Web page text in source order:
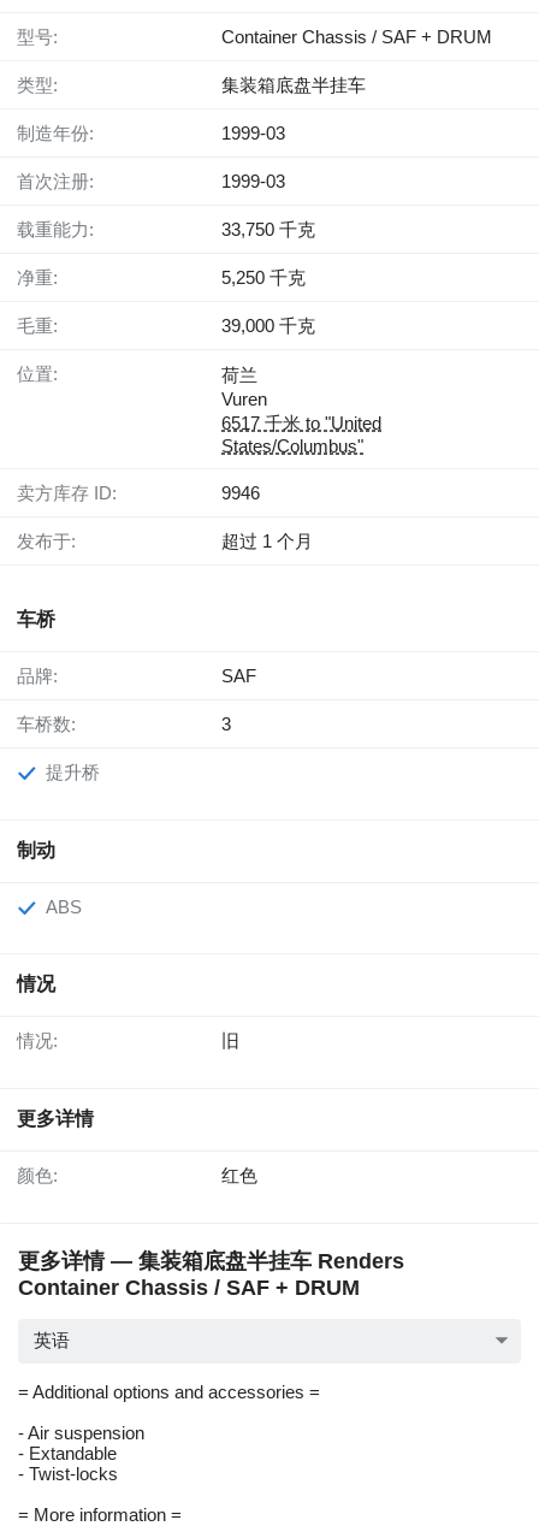
型号: Container Chassis / SAF + DRUM
类型: 集装箱底盘半挂车
制造年份: 1999-03
首次注册: 1999-03
载重能力: 33,750 千克
净重: 5,250 千克
毛重: 39,000 千克
位置:
荷兰
Vuren
6517 千米 to "United
States/Columbus"
卖方库存 ID: 9946
发布于: 超过 1 个月
车桥
品牌: SAF
车桥数: 3
提升桥
制动
ABS
情况
情况: 旧
更多详情
颜色: 红色
更多详情 — 集装箱底盘半挂车 Renders
Container Chassis / SAF + DRUM
英语
= Additional options and accessories =
- Air suspension
- Extandable
- Twist-locks
= More information =